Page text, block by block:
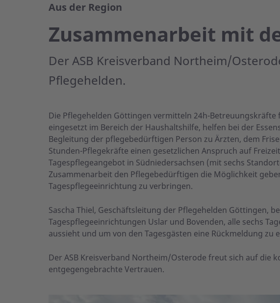
Aus der Region
Zusammenarbeit mit
Der ASB Kreisverband Northeim/
Pflegehelden.
Die Pflegehelden Göttingen vermitteln 24h-
eingesetzt im Bereich der Haushaltshilfe, helfen bei der
Begleitung der pflegebedürftigen Person zu Ärzten, dem
Stunden-Pflegekräfte einen gesetzlichen Anspruch auf
Tagespflegeangebot in Südniedersachsen (mit sechs
Zusammenarbeit den Pflegebedürftigen die Möglichkeit
Tagespflegeeinrichtung zu verbringen.
Sascha Thiel, Geschäftsleitung der Pflegehelden Göttingen,
Tagespflegeeinrichtungen Uslar und Bovenden, alle sechs
aussieht und um von den Tagesgästen eine Rückmeldung
Der ASB Kreisverband Northeim/Osterode freut sich auf die
entgegengebrachte Vertrauen.